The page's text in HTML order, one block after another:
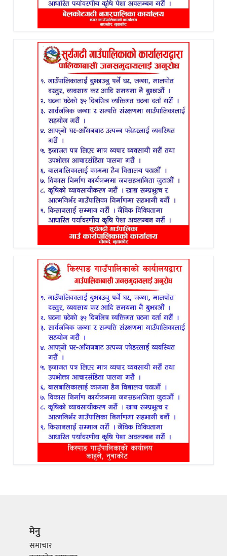
मेनु
समाचार